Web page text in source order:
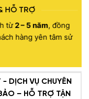
HỖ TRỢ
từ 2 – 5 năm, đồng
hàng yên tâm sử
DỊCH VỤ CHUYÊN
– HỖ TRỢ TẬN